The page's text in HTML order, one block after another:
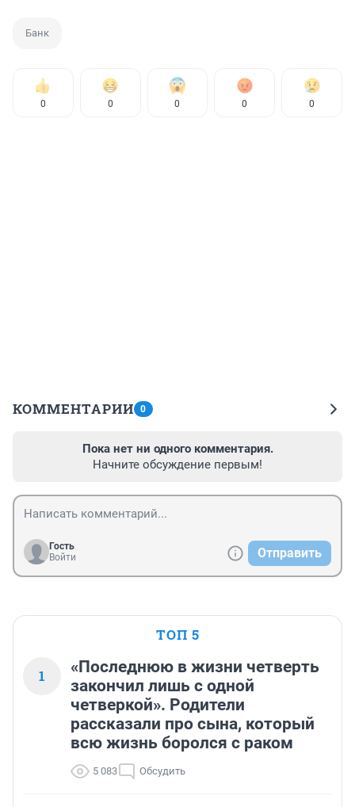
Банк
0 0 0 0 0
КОММЕНТАРИИ 0
Пока нет ни одного комментария.
Начните обсуждение первым!
Гость
Войти
Отправить
ТОП 5
1
«Последнюю в жизни четверть
закончил лишь с одной
четверкой». Родители
рассказали про сына, который
всю жизнь боролся с раком
5 083 Обсудить